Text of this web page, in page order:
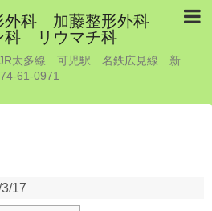
外科 加藤整形外科
科 リウマチ科
JR太多線 可児駅 名鉄広見線 新
61-0971
17